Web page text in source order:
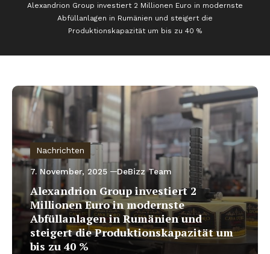
Alexandrion Group investiert 2 Millionen Euro in modernste
Abfüllanlagen in Rumänien und steigert die
Produktionskapazität um bis zu 40 %
Nachrichten
7. November, 2025 DeBizz Team
Alexandrion Group investiert 2
Millionen Euro in modernste
Abfüllanlagen in Rumänien und
steigert die Produktionskapazität um
bis zu 40 %